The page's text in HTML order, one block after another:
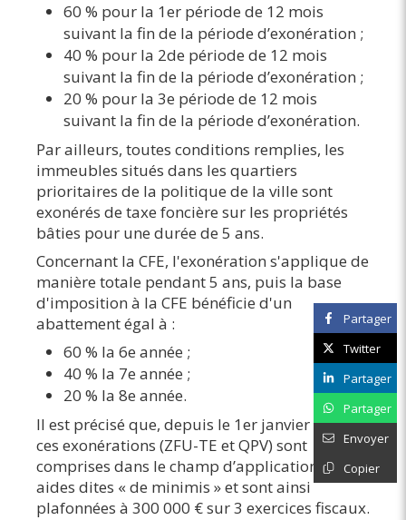
60 % pour la 1er période de 12 mois
suivant la fin de la période d’exonération ;
40 % pour la 2de période de 12 mois
suivant la fin de la période d’exonération ;
20 % pour la 3e période de 12 mois
suivant la fin de la période d’exonération.
Par ailleurs, toutes conditions remplies, les
immeubles situés dans les quartiers
prioritaires de la politique de la ville sont
exonérés de taxe foncière sur les propriétés
bâties pour une durée de 5 ans.
Concernant la CFE, l'exonération s'applique de
manière totale pendant 5 ans, puis la base
d'imposition à la CFE bénéficie d'un
abattement égal à :
60 % la 6e année ;
40 % la 7e année ;
20 % la 8e année.
Il est précisé que, depuis le 1er janvier 2024,
ces exonérations (ZFU-TE et QPV) sont
comprises dans le champ d’application des
aides dites « de minimis » et sont ainsi
plafonnées à 300 000 € sur 3 exercices fiscaux.
Partager
Twitter
Partager
Partager
Envoyer
Copier